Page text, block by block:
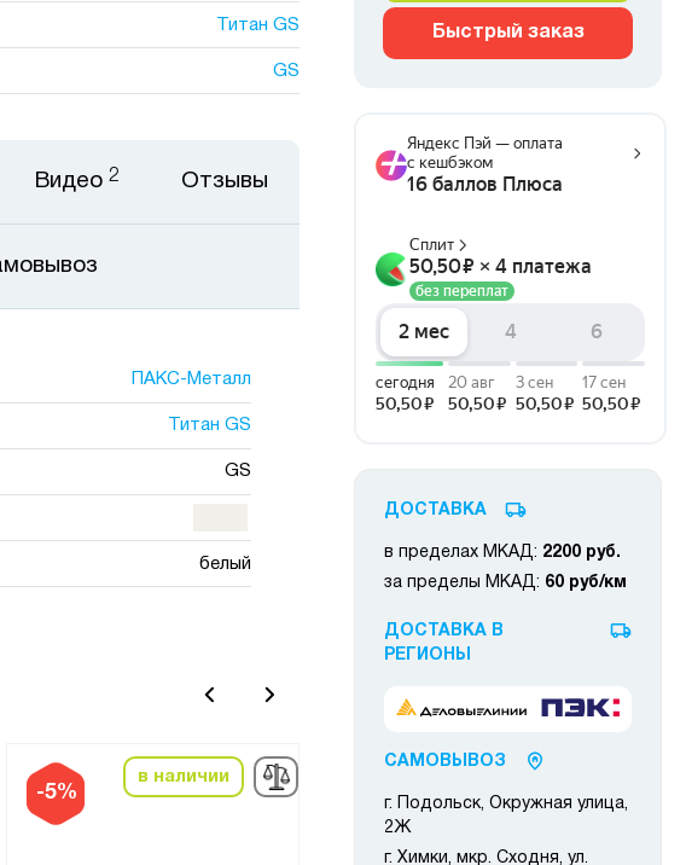
Титан GS
GS
ПАКС-Металл
Титан GS
GS
белый
Видео2 Отзывы
-5%
в наличии в наличии
Быстрый заказ
ДОСТАВКА
в пределах МКАД: 2200 руб.
за пределы МКАД: 60 руб/км
ДОСТАВКА В
РЕГИОНЫ
САМОВЫВОЗ
г. Подольск, Окружная улица,
2Ж
г. Химки, мкр. Сходня, ул.